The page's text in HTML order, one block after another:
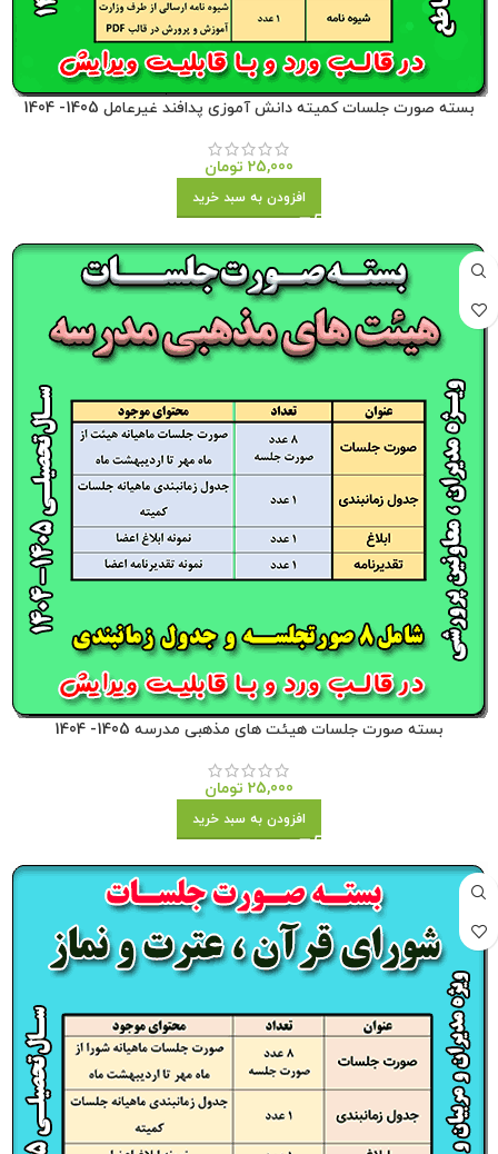
بسته صورت جلسات کمیته دانش آموزی پدافند غیرعامل 1405- 1404
25,000 تومان
افزودن به سبد خرید
بسته صورت جلسات هیئت های مذهبی مدرسه 1405- 1404
25,000 تومان
افزودن به سبد خرید